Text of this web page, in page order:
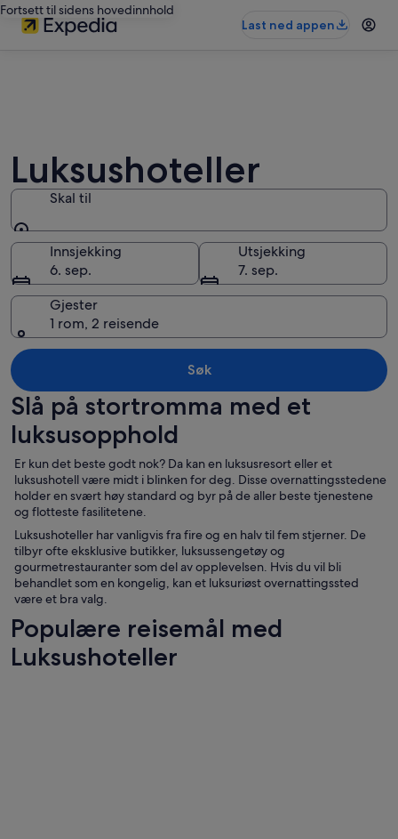
Fortsett til sidens hovedinnhold
Last ned appen
Luksushoteller
Skal til
Skal til
Innsjekking
6. sep.
Utsjekking
7. sep.
Gjester
1 rom, 2 reisende
Søk
Slå på stortromma med et
luksusopphold
Er kun det beste godt nok? Da kan en luksusresort eller et
luksushotell være midt i blinken for deg. Disse overnattingsstedene
holder en svært høy standard og byr på de aller beste tjenestene
og flotteste fasilitetene.
Luksushoteller har vanligvis fra fire og en halv til fem stjerner. De
tilbyr ofte eksklusive butikker, luksussengetøy og
gourmetrestauranter som del av opplevelsen. Hvis du vil bli
behandlet som en kongelig, kan et luksuriøst overnattingssted
være et bra valg.
Populære reisemål med
Luksushoteller